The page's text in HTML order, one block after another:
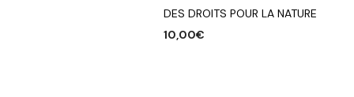
DES DROITS POUR LA NATURE
10,00€